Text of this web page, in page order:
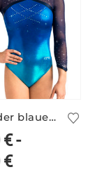
Glitzernder blauer Wettkampf Anzug ELSY/3
€-
€